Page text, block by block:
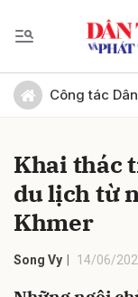
Công tác
Khai thác
du lịch từ
Khmer
Song Vy 14/06/
Gửi bình luận